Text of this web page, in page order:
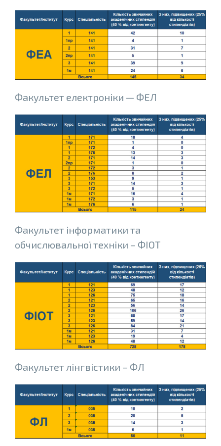
Факультет електроніки — ФЕЛ
Факультет iнформатики та
обчислювальної технiки – ФІОТ
Факультет лiнгвiстики – ФЛ